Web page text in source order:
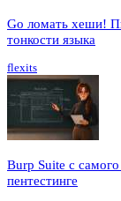
Go ломать хеши!
тонкости языка
flexits
Burp Suite с
пентестинге